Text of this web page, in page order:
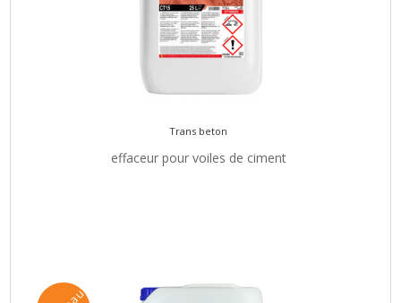
Trans beton
effaceur pour voiles de ciment